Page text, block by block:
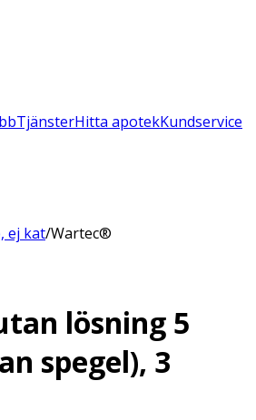
TjänsterHitta apotekKundservice
ej kat/Wartec®
lösning 5
spegel), 3